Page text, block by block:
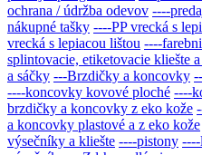
ochrana / údržba odevov ----
nákupné tašky ----PP vrecká s
vrecká s lepiacou lištou ----
splintovacie, etiketovacie kliešte
a sáčky ---Brzdičky a koncovky
----koncovky kovové ploché ----
brzdičky a koncovky z eko kože
a koncovky plastové a z eko kože
výsečníky a kliešte ----pistony